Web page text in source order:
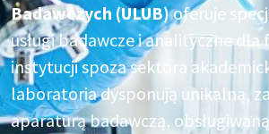
Badawczych (ULUB)oferuje
usługi badawcze i analityczne dla
instytucji spoza sektora
laboratoria dysponują unikalną,
aparaturą badawczą,